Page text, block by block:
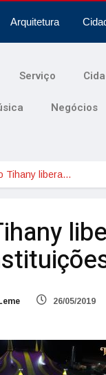
Arquitetura
Serviço
Negócios
Tihany libera…
26/05/2019